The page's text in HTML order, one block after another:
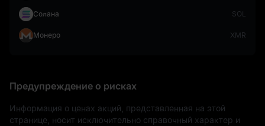
Солана SOL
Монеро XMR
Предупреждение о рисках
Информация о ценах акций, представленная на этой
странице, носит исключительно справочный характер и